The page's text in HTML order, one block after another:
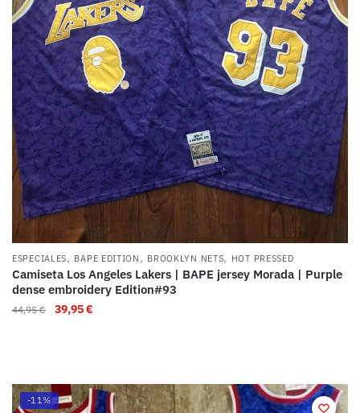
ESPECIALES, BAPE EDITION , BROOKLYN NETS, HOT PRESSED
Camiseta Los Angeles Lakers | BAPE jersey Morada | Purple
dense embroidery Edition#93
44,95€ 39,95€
-11%